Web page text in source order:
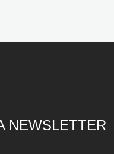
NEWSLETTER